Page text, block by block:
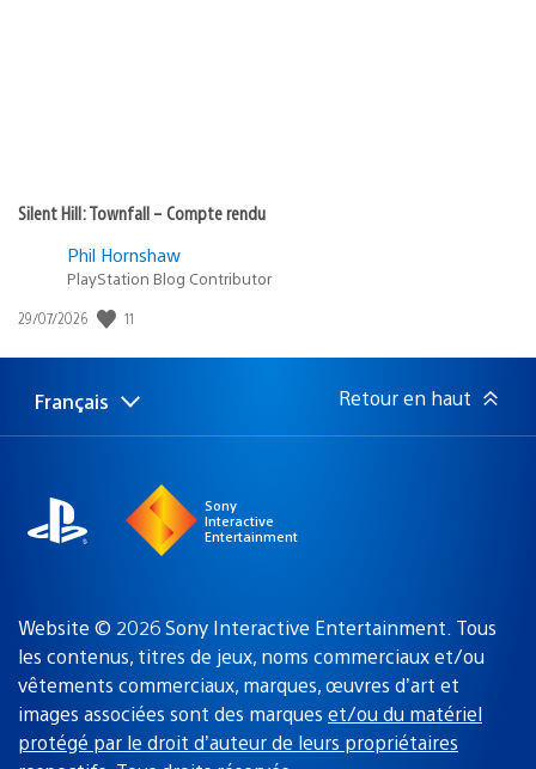
Silent Hill: Townfall – Compte rendu
Phil Hornshaw
PlayStation Blog Contributor
Date
publication
29/07/2026 11
Choisir
Région
Français Retour en haut
Sony
Interactive
Entertainment
Website © 2026 Sony Interactive Entertainment. Tous
les contenus, titres de jeux, noms commerciaux et/ou
vêtements commerciaux, marques, œuvres d’art et
images associées sont des marques et/ou du matériel
protégé par le droit d’auteur de leurs propriétaires